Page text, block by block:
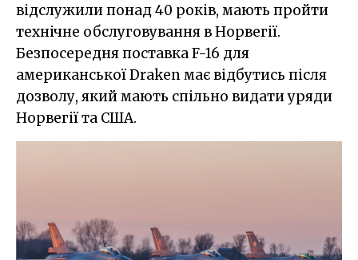
відслужили понад 40 років, мають пройти
технічне обслуговування в Норвегії.
Безпосередня поставка F-16 для
американської Draken має відбутись після
дозволу, який мають спільно видати уряди
Норвегії та США.